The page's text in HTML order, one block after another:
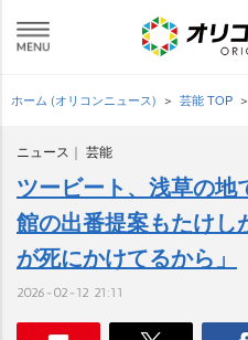
ホーム (オリコンニュース) 芸能 TOP
ニュース 芸能
ツービート、浅草の
館の出番提案もたけし
が死にかけてるから」
2026-02-12 21:11